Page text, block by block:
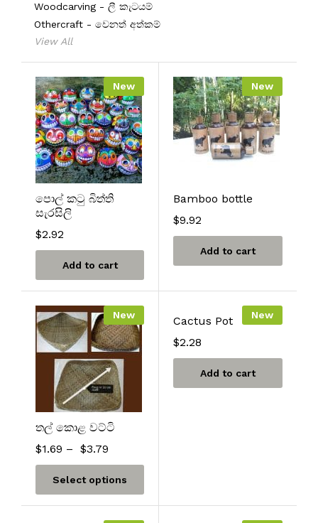
Woodcarving - ලී කැටයම්
Othercraft - වෙනත් අත්කම්
View All
New
පොල් කටු බිත්ති
සැරසිලි
$2.92
Add to cart
New
Bamboo bottle
$9.92
Add to cart
New
තල් කොළ වට්ටි
$1.69 – $3.79
Select options
New
Cactus Pot
$2.28
Add to cart